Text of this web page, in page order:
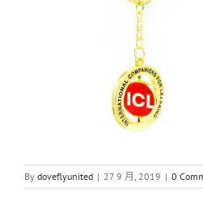
By doveflyunited | 27 9 月, 2019 | 0